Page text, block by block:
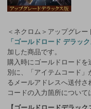
＜ネクロム＞アップグレ
「ゴールドロード デラッ
加した商品です。
購入時にゴールドロードを
別に、「アイテムコード
るメールアドレスへ送付さ
コードの入力箇所について